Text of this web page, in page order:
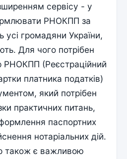
сервісу - у
РНОКПП за
громадяни України,
Для чого потрібен
РНОКПП (Реєстраційний
платника податків)
який потрібен
практичних питань,
паспортних
нотаріальних дій.
також є важливою